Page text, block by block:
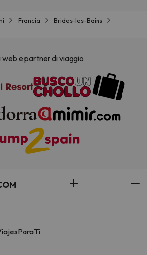
Francia
Brides-les-Bains
web e partner di viaggio